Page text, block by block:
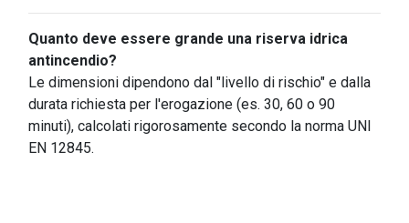
Quanto deve essere grande una riserva idrica
antincendio?
Le dimensioni dipendono dal "livello di rischio" e dalla
durata richiesta per l'erogazione (es. 30, 60 o 90
minuti), calcolati rigorosamente secondo la norma UNI
EN 12845.